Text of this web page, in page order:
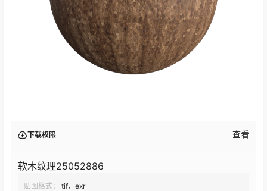
下载权限 查看
软木纹理25052886
贴图格式：
tif、exr